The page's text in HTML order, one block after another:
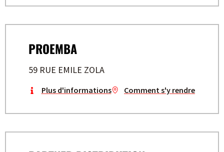
PROEMBA
59 RUE EMILE ZOLA
Plus d'informations Comment s'y rendre